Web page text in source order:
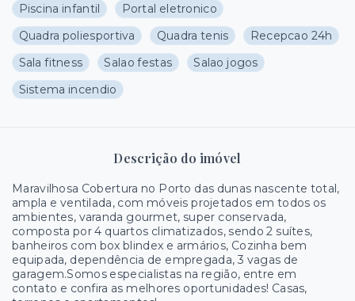
Piscina infantil
Portal eletronico
Quadra poliesportiva
Quadra tenis
Recepcao 24h
Sala fitness
Salao festas
Salao jogos
Sistema incendio
Descrição do imóvel
Maravilhosa Cobertura no Porto das dunas nascente total,
ampla e ventilada, com móveis projetados em todos os
ambientes, varanda gourmet, super conservada,
composta por 4 quartos climatizados, sendo 2 suítes,
banheiros com box blindex e armários, Cozinha bem
equipada, dependência de empregada, 3 vagas de
garagem.Somos especialistas na região, entre em
contato e confira as melhores oportunidades! Casas,